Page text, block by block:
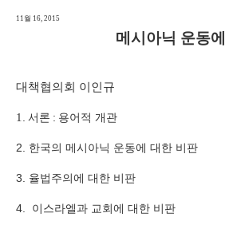
11월 16, 2015
메시아닉 운동에 대
평신
대책협의회 이인규
1 서론 : 용어적 개관
2. 한국의 메시아닉 운동에 대한 비판
3. 율법주의에 대한 비판
4. 이스라엘과 교회에 대한 비판